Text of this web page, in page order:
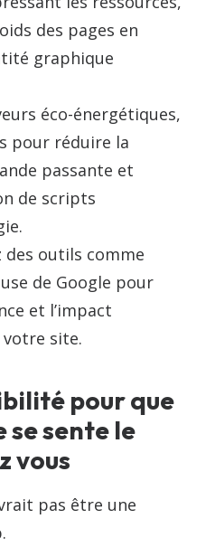
des pages en
graphique
éco-énergétiques,
pour réduire la
passante et
de scripts
des outils comme
de Google pour
et l’impact
site.
pour que
se sente le
vous
pas être une